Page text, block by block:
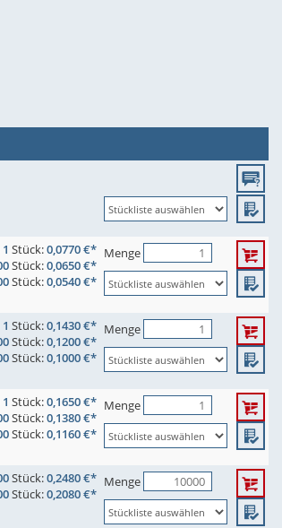
1 Stück:0,0770 €*
Stück:0,0650 €*
Stück:0,0540 €*
Menge
1 Stück:0,1430 €*
Stück:0,1200 €*
Stück:0,1000 €*
Menge
1 Stück:0,1650 €*
Stück:0,1380 €*
Stück:0,1160 €*
Menge
Stück:0,2480 €*
Stück:0,2080 €*
Menge